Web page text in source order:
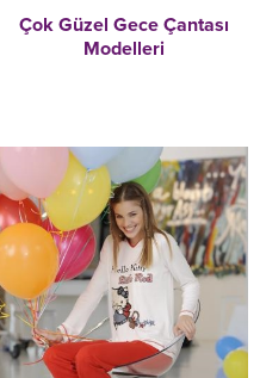
Çok Güzel Gece Çantası
Modelleri